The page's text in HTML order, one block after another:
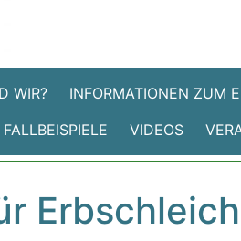
WIR? INFORMATIONEN ZUM
VIDEOS